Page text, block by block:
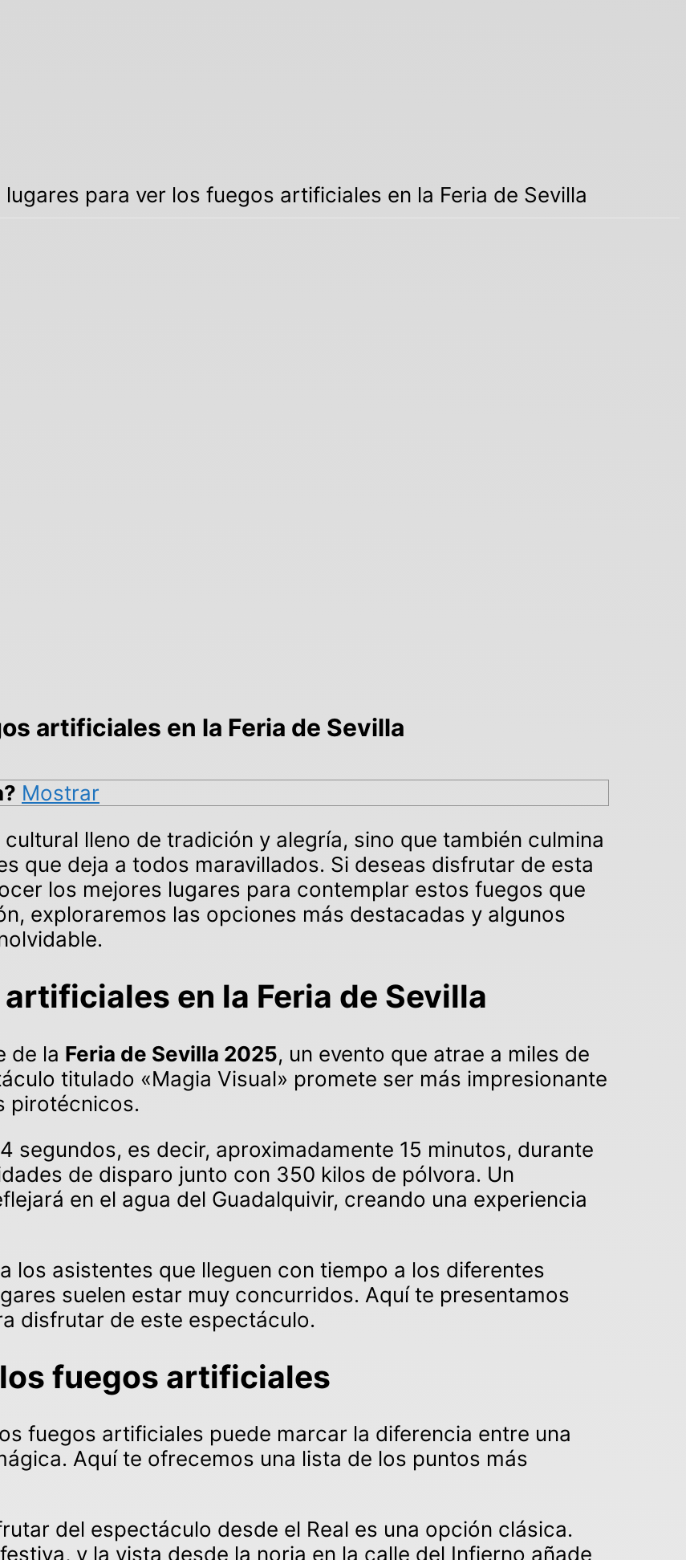
lugares para ver los fuegos artificiales en la Feria de Sevilla
artificiales en la Feria de Sevilla
Mostrar
lleno de tradición y alegría, sino que también culmina
que deja a todos maravillados. Si deseas disfrutar de esta
los mejores lugares para contemplar estos fuegos que
exploraremos las opciones más destacadas y algunos
en la Feria de Sevilla
de la Feria de Sevilla 2025, un evento que atrae a miles de
titulado «Magia Visual» promete ser más impresionante
pirotécnicos.
segundos, es decir, aproximadamente 15 minutos, durante
de disparo junto con 350 kilos de pólvora. Un
en el agua del Guadalquivir, creando una experiencia
los asistentes que lleguen con tiempo a los diferentes
suelen estar muy concurridos. Aquí te presentamos
disfrutar de este espectáculo.
fuegos artificiales
fuegos artificiales puede marcar la diferencia entre una
Aquí te ofrecemos una lista de los puntos más
del espectáculo desde el Real es una opción clásica.
y la vista desde la noria en la calle del Infierno añade